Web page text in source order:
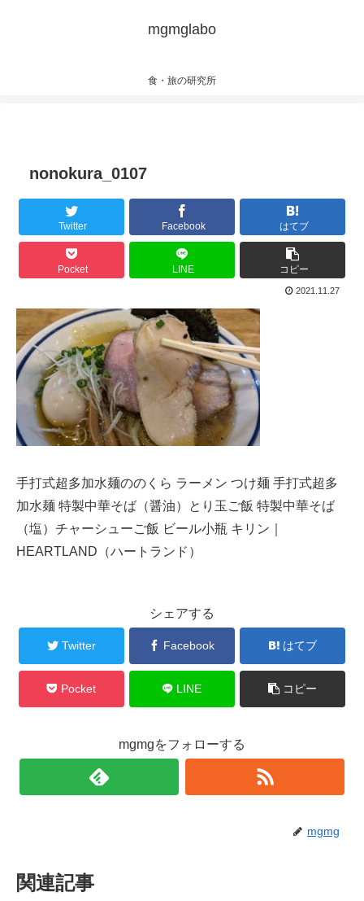
mgmglabo
食・旅の研究所
nonokura_0107
Twitter Facebook はてブ
Pocket LINE コピー
2021.11.27
手打式超多加水麺ののくら ラーメン つけ麺 手打式超多
加水麺 特製中華そば（醤油）とり玉ご飯 特製中華そば
（塩）チャーシューご飯 ビール小瓶 キリン｜
HEARTLAND（ハートランド）
シェアする
Twitter Facebook はてブ
Pocket LINE コピー
mgmgをフォローする
mgmg
関連記事